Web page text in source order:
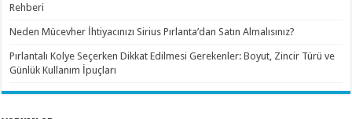
Rehberi
Neden Mücevher İhtiyacınızı Sirius Pırlanta’dan Satın Almalısınız?
Pırlantalı Kolye Seçerken Dikkat Edilmesi Gerekenler: Boyut, Zincir Türü ve
Günlük Kullanım İpuçları